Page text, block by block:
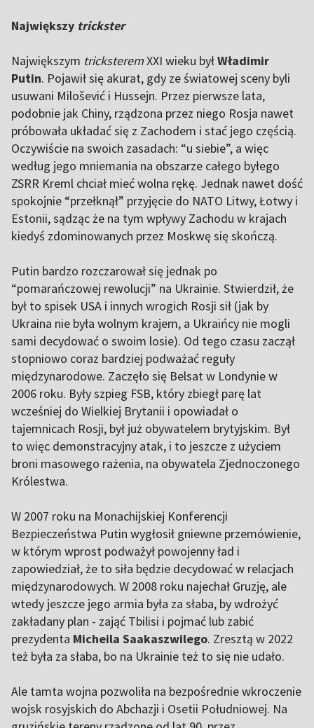
Największy trickster
Największym tricksteremXXI wieku byłWładimir
Putin. Pojawił się akurat, gdy ze światowej sceny byli
usuwani Milošević i Hussejn. Przez pierwsze lata,
podobnie jak Chiny, rządzona przez niego Rosja nawet
próbowała układać się z Zachodem i stać jego częścią.
Oczywiście na swoich zasadach: “u siebie”, a więc
według jego mniemania na obszarze całego byłego
ZSRR Kreml chciał mieć wolna rękę. Jednak nawet dość
spokojnie “przełknął” przyjęcie do NATO Litwy, Łotwy i
Estonii, sądząc że na tym wpływy Zachodu w krajach
kiedyś zdominowanych przez Moskwę się skończą.
Putin bardzo rozczarował się jednak po
“pomarańczowej rewolucji” na Ukrainie. Stwierdził, że
był to spisek USA i innych wrogich Rosji sił (jak by
Ukraina nie była wolnym krajem, a Ukraińcy nie mogli
sami decydować o swoim losie). Od tego czasu zaczął
stopniowo coraz bardziej podważać reguły
międzynarodowe. Zaczęło się Belsatw Londynie w
2006 roku. Były szpieg FSB, który zbiegł parę lat
wcześniej do Wielkiej Brytanii i opowiadał o
tajemnicach Rosji, był już obywatelem brytyjskim. Był
to więc demonstracyjny atak, i to jeszcze z użyciem
broni masowego rażenia, na obywatela Zjednoczonego
Królestwa.
W 2007 roku na Monachijskiej Konferencji
Bezpieczeństwa Putin wygłosił gniewne przemówienie,
w którym wprost podważył powojenny ład i
zapowiedział, że to siła będzie decydować w relacjach
międzynarodowych. W 2008 roku najechał Gruzję, ale
wtedy jeszcze jego armia była za słaba, by wdrożyć
zakładany plan - zająć Tbilisi i pojmać lub zabić
prezydenta Micheila Saakaszwilego. Zresztą w 2022
też była za słaba, bo na Ukrainie też to się nie udało.
Ale tamta wojna pozwoliła na bezpośrednie wkroczenie
wojsk rosyjskich do Abchazji i Osetii Południowej. Na